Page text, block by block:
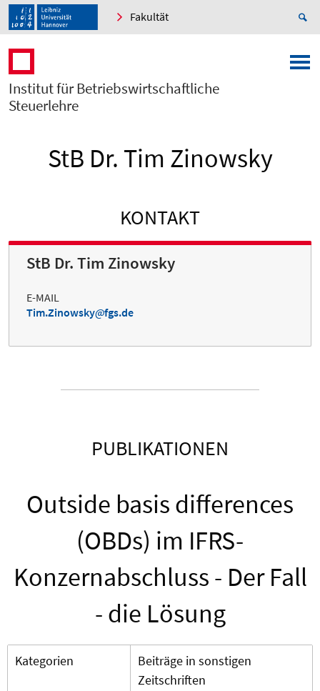
Fakultät
Institut für Betriebswirtschaftliche
Steuerlehre
StB Dr. Tim Zinowsky
KONTAKT
StB Dr. Tim Zinowsky
E-MAIL
Tim.Zinowsky
fgs.de
PUBLIKATIONEN
Outside basis differences
(OBDs) im IFRS-
Konzernabschluss - Der Fall
- die Lösung
Kategorien
Beiträge in sonstigen
Zeitschriften